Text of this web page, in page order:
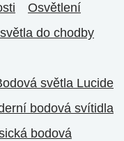
Osvětlení
do chodby
světla Lucide
bodová svítidla
bodová